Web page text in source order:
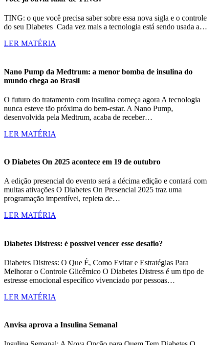
TING: o que você precisa saber sobre essa nova sigla e o controle
do seu Diabetes Cada vez mais a tecnologia está sendo usada a…
LER MATÉRIA
Nano Pump da Medtrum: a menor bomba de insulina do
mundo chega ao Brasil
O futuro do tratamento com insulina começa agora A tecnologia
nunca esteve tão próxima do bem-estar. A Nano Pump,
desenvolvida pela Medtrum, acaba de receber…
LER MATÉRIA
O Diabetes On 2025 acontece em 19 de outubro
A edição presencial do evento será a décima edição e contará com
muitas ativações O Diabetes On Presencial 2025 traz uma
programação imperdível, repleta de…
LER MATÉRIA
Diabetes Distress: é possível vencer esse desafio?
Diabetes Distress: O Que É, Como Evitar e Estratégias Para
Melhorar o Controle Glicêmico O Diabetes Distress é um tipo de
estresse emocional específico vivenciado por pessoas…
LER MATÉRIA
Anvisa aprova a Insulina Semanal